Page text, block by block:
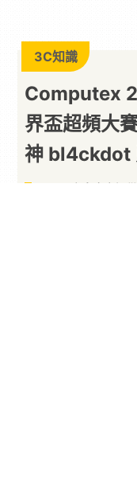
3C知識
Computex
界盃超頻大
神 bl4ckdot